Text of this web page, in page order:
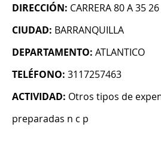
DIRECCIÓN: CARRERA 80 A 35
CIUDAD: BARRANQUILLA
DEPARTAMENTO: ATLANTICO
TELÉFONO: 3117257463
ACTIVIDAD: Otros tipos de
preparadas n c p